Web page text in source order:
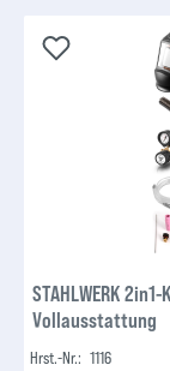
STAHLWERK
Vollausstattung
Hrst.-Nr.: 1116